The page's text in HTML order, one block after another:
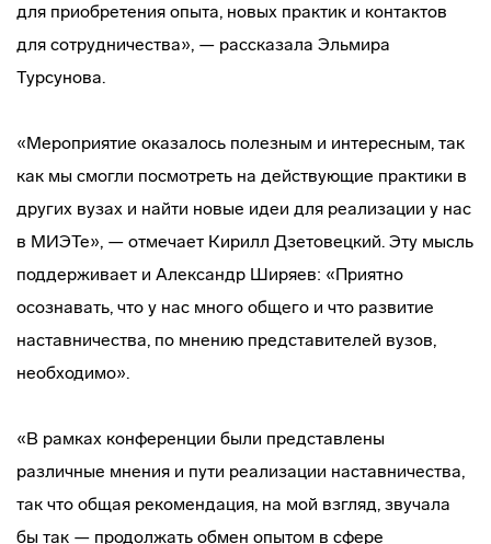
для приобретения опыта, новых практик и контактов
для сотрудничества», — рассказала Эльмира
Турсунова.
«Мероприятие оказалось полезным и интересным, так
как мы смогли посмотреть на действующие практики в
других вузах и найти новые идеи для реализации у нас
в МИЭТе», — отмечает Кирилл Дзетовецкий. Эту мысль
поддерживает и Александр Ширяев: «Приятно
осознавать, что у нас много общего и что развитие
наставничества, по мнению представителей вузов,
необходимо».
«В рамках конференции были представлены
различные мнения и пути реализации наставничества,
так что общая рекомендация, на мой взгляд, звучала
бы так — продолжать обмен опытом в сфере